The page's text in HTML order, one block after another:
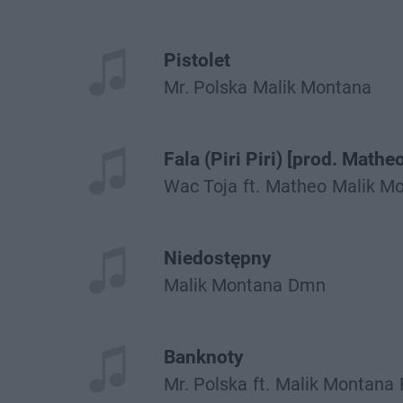
Pistolet
Mr. Polska Malik Montana
Fala (Piri Piri) [prod.
Wac Toja ft. Matheo Malik
Niedostępny
Malik Montana Dmn
Banknoty
Mr. Polska ft. Malik Montana